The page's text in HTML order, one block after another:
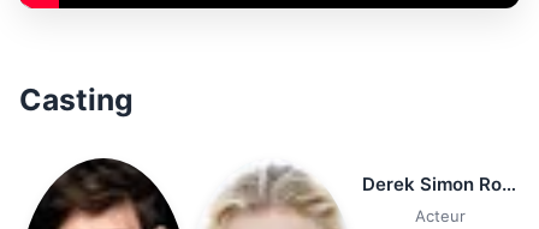
Casting
Derek Simon Robin
Acteur